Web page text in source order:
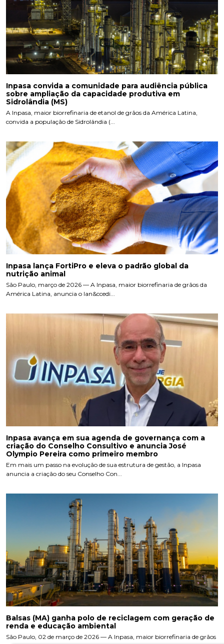
Inpasa convida a comunidade para audiência pública
sobre ampliação da capacidade produtiva em
Sidrolândia (MS)
A Inpasa, maior biorrefinaria de etanol de grãos da América Latina,
convida a população de Sidrolândia (...
Inpasa lança FortiPro e eleva o padrão global da
nutrição animal
São Paulo, março de 2026 — A Inpasa, maior biorrefinaria de grãos da
América Latina, anuncia o lan&ccedi...
Inpasa avança em sua agenda de governança com a
criação do Conselho Consultivo e anuncia José
Olympio Pereira como primeiro membro
Em mais um passo na evolução de sua estrutura de gestão, a Inpasa
anuncia a criação do seu Conselho Con...
Balsas (MA) ganha polo de reciclagem com geração de
renda e educação ambiental
São Paulo, 02 de março de 2026 — A Inpasa, maior biorrefinaria de grãos